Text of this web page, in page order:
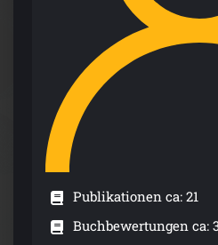
Publikationen ca: 21
Buchbewertungen ca: